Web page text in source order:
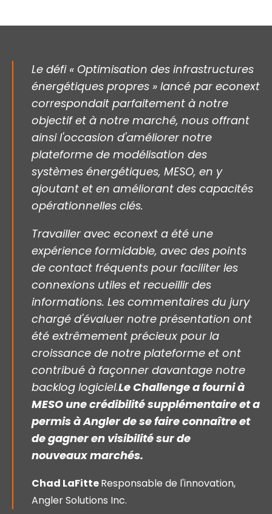
Le défi « Optimisation des infrastructures
énergétiques propres » lancé par econext
correspondait parfaitement à notre
objectif et à notre marché, nous offrant
ainsi l'occasion d'améliorer notre
plateforme de modélisation des
systèmes énergétiques, MESO, en y
ajoutant et en améliorant des capacités
opérationnelles clés.
Travailler avec econext a été une
expérience formidable, avec des points
de contact fréquents pour faciliter les
connexions utiles et recueillir des
informations. Les commentaires du jury
chargé d'évaluer notre présentation ont
été extrêmement précieux pour la
croissance de notre plateforme et ont
contribué à façonner davantage notre
backlog logiciel.Le Challenge a fournià
MESO une crédibilité supplémentaire et a
permis à Angler de se faire connaître et
de gagner en visibilité sur de
nouveaux marchés.
Chad LaFitteResponsable de l'innovation,
Angler Solutions Inc.